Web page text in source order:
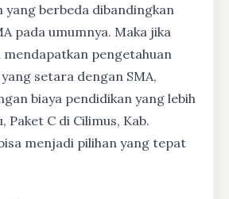
yang berbeda dibandingkan
pada umumnya. Maka jika
mendapatkan pengetahuan
setara dengan SMA,
biaya pendidikan yang lebih
Paket C di Cilimus, Kab.
menjadi pilihan yang tepat